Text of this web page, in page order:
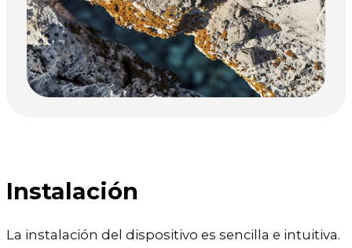
Instalación
La instalación del dispositivo es sencilla e intuitiva.